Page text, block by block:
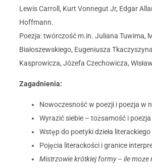
Lewis Carroll, Kurt Vonnegut Jr, Edgar
Hoffmann.
Poezja: twórczość m.in. Juliana Tuwima,
Białoszewskiego, Eugeniusza
Kasprowicza, Józefa Czechowicza,
Zagadnienia:
Nowoczesność w poezji i poezja w
Wyrazić siebie – tożsamość i poezja
Wstęp do poetyki dzieła literackiego
Pojęcia literackości i granice
Mistrzowie krótkiej formy – ile może